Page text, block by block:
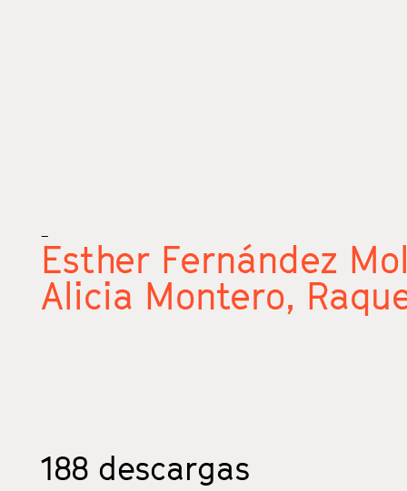
_
Esther Fernández
Alicia Montero,
188 descargas